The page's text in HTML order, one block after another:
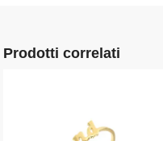
Prodotti correlati